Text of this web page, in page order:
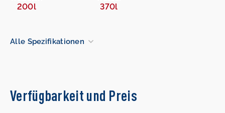
200l 370l
Alle Spezifikationen
Verfügbarkeit und Preis